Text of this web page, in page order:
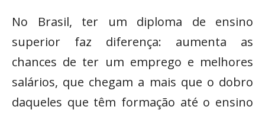
No Brasil, ter um diploma de ensino
superior faz diferença: aumenta as
chances de ter um emprego e melhores
salários, que chegam a mais que o dobro
daqueles que têm formação até o ensino